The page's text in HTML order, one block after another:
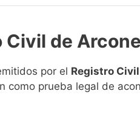
de
por el Registro
como prueba legal de